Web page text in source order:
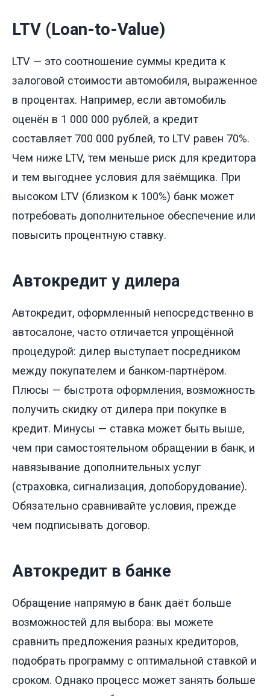
LTV (Loan-to-Value)
LTV — это соотношение суммы кредита к
залоговой стоимости автомобиля, выраженное
в процентах. Например, если автомобиль
оценён в 1 000 000 рублей, а кредит
составляет 700 000 рублей, то LTV равен 70%.
Чем ниже LTV, тем меньше риск для кредитора
и тем выгоднее условия для заёмщика. При
высоком LTV (близком к 100%) банк может
потребовать дополнительное обеспечение или
повысить процентную ставку.
Автокредит у дилера
Автокредит, оформленный непосредственно в
автосалоне, часто отличается упрощённой
процедурой: дилер выступает посредником
между покупателем и банком-партнёром.
Плюсы — быстрота оформления, возможность
получить скидку от дилера при покупке в
кредит. Минусы — ставка может быть выше,
чем при самостоятельном обращении в банк, и
навязывание дополнительных услуг
(страховка, сигнализация, допоборудование).
Обязательно сравнивайте условия, прежде
чем подписывать договор.
Автокредит в банке
Обращение напрямую в банк даёт больше
возможностей для выбора: вы можете
сравнить предложения разных кредиторов,
подобрать программу с оптимальной ставкой и
сроком. Однако процесс может занять больше